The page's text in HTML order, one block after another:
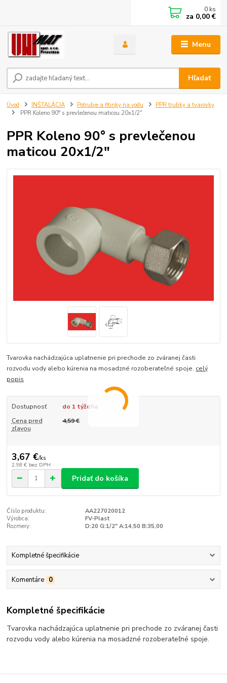
Menu
Hľadať
0 ks
za 0,00 €
Úvod INŠTALÁCIA Potrubie a fitinky na vodu
PPR trubky a tvarovky
PPR Koleno 90° s prevlečenou maticou 20x1/2"
PPR Koleno 90° s prevlečenou
maticou 20x1/2"
Tvarovka nachádzajúca uplatnenie pri prechode zo zváranej časti
rozvodu vody alebo kúrenia na mosadzné rozoberateľné spoje. celý
popis
Dostupnosť
do 1 týždňa
Cena pred
zľavou
4,59 €
3,67 €/ks
2,98 € bez DPH
Pridať do košíka
Číslo produktu:
AA227020012
Výrobca:
FV-Plast
Rozmery:
D:20 G:1/2" A:14,50 B:35,00
Kompletné špecifikácie
Komentáre 0
Kompletné špecifikácie
Tvarovka nachádzajúca uplatnenie pri prechode zo zváranej časti
rozvodu vody alebo kúrenia na mosadzné rozoberateľné spoje.